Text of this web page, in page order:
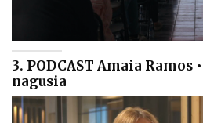
3. PODCAST Amaia
nagusia